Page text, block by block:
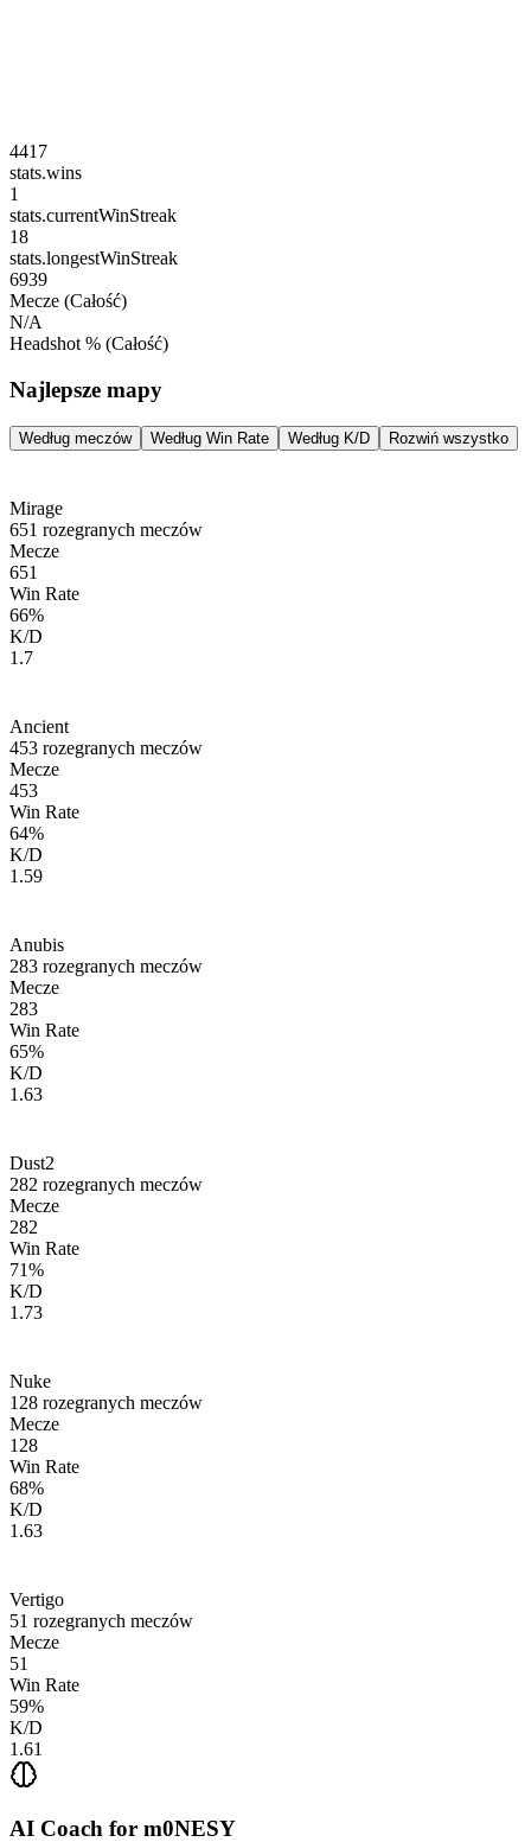
4417
stats.wins
1
stats.currentWinStreak
18
stats.longestWinStreak
6939
Mecze (Całość)
N/A
Headshot % (Całość)
Najlepsze mapy
Według meczów Według Win Rate Według K/D Rozwiń wszystko
Mirage
651 rozegranych meczów
Mecze
651
Win Rate
66%
K/D
1.7
Ancient
453 rozegranych meczów
Mecze
453
Win Rate
64%
K/D
1.59
Anubis
283 rozegranych meczów
Mecze
283
Win Rate
65%
K/D
1.63
Dust2
282 rozegranych meczów
Mecze
282
Win Rate
71%
K/D
1.73
Nuke
128 rozegranych meczów
Mecze
128
Win Rate
68%
K/D
1.63
Vertigo
51 rozegranych meczów
Mecze
51
Win Rate
59%
K/D
1.61
AI Coach for m0NESY